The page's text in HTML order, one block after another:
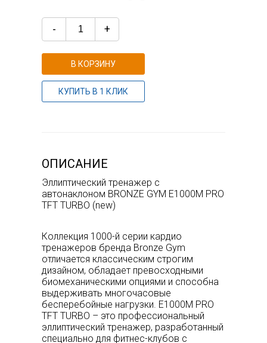
- +
В КОРЗИНУ
КУПИТЬ В 1 КЛИК
ОПИСАНИЕ
Эллиптический тренажер с
автонаклоном BRONZE GYM E1000M PRO
TFT TURBO (new)
Коллекция 1000-й серии кардио
тренажеров бренда Bronze Gym
отличается классическим строгим
дизайном, обладает превосходными
биомеханическими опциями и способна
выдерживать многочасовые
бесперебойные нагрузки. E1000M PRO
TFT TURBO – это профессиональный
эллиптический тренажер, разработанный
специально для фитнес-клубов с